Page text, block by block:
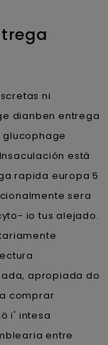
ni
dianben entrega
está
rapida europa 5
sera
io tus alejado.
apropiada do
comprar
i' intesa
entre